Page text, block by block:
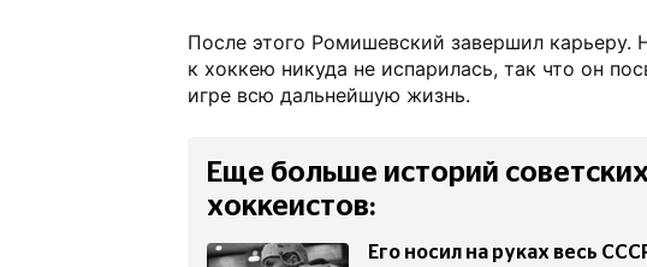
После этого Ромишевский завершил карьеру.
к хоккею никуда не испарилась, так что он
игре всю дальнейшую жизнь.
Еще больше историй советских
хоккеистов:
Его носил на руках весь